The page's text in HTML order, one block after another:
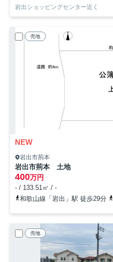
岩出ショッピングセンター近く
売地
NEW
岩出市荊本
岩出市荊本 土地
400万円
- / 133.51㎡ / -
和歌山線「岩出」駅 徒歩29分
売地